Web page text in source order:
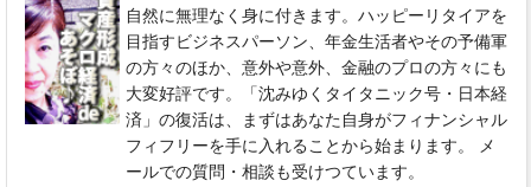
自然に無理なく身に付きます。ハッピーリタイアを
目指すビジネスパーソン、年金生活者やその予備軍
の方々のほか、意外や意外、金融のプロの方々にも
大変好評です。「沈みゆくタイタニック号・日本経
済」の復活は、まずはあなた自身がフィナンシャル
フィフリーを手に入れることから始まります。 メ
ールでの質問・相談も受けつています。